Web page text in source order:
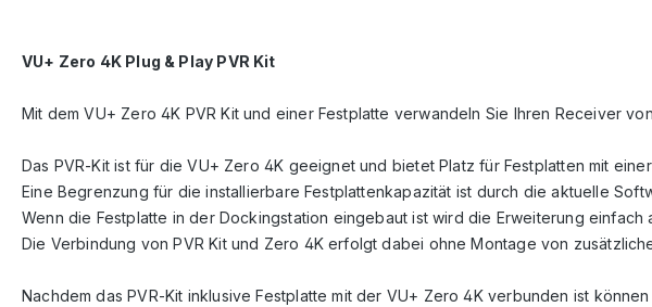
VU+ Zero 4K Plug & Play PVR Kit
Mit dem VU+ Zero 4K PVR Kit und einer Festplatte verwandeln Sie Ihren Receiver
Das PVR-Kit ist für die VU+ Zero 4K geeignet und bietet Platz für Festplatten mit
Eine Begrenzung für die installierbare Festplattenkapazität ist durch die aktuelle
Wenn die Festplatte in der Dockingstation eingebaut ist wird die Erweiterung einfach
Die Verbindung von PVR Kit und Zero 4K erfolgt dabei ohne Montage von
Nachdem das PVR-Kit inklusive Festplatte mit der VU+ Zero 4K verbunden ist